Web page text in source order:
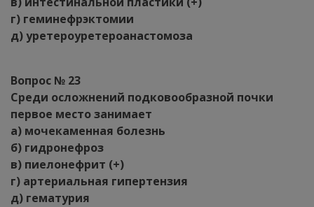
г) геминефрэктомии
д) уретероуретероанастомоза
Вопрос № 23
Среди осложнений подковообразной почки
первое место занимает
а) мочекаменная болезнь
б) гидронефроз
в) пиелонефрит (+)
г) артериальная гипертензия
д) гематурия